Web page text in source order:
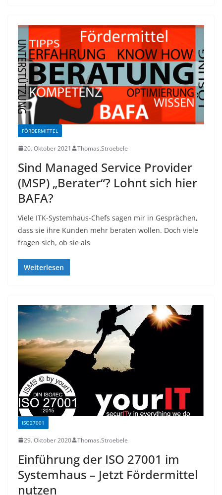
FÖRDERMITTEL
20. Oktober 2021 Thomas.Stroebele
Sind Managed Service Provider
(MSP) „Berater“? Lohnt sich hier
BAFA?
Viele ITK-Systemhaus-Chefs sagen mir in Gesprächen,
dass sie ihre Kunden mehr beraten wollen. Doch viele
fragen sich, ob sie als
Weiterlesen
ISO27001
29. Oktober 2020 Thomas.Stroebele
Einführung der ISO 27001 im
Systemhaus – Jetzt Fördermittel
nutzen